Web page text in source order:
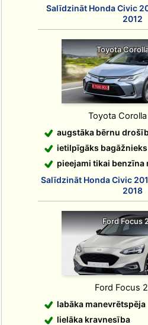
Salīdzināt Honda Civic
2012
Toyota
Toyota
augstāka bērnu
ietilpīgāks bagāžnieks
pieejami tikai benzīna
Salīdzināt Honda Civic
2018
Ford Focus
Ford Focus
labāka manevrētspēja
lielāka kravnesība